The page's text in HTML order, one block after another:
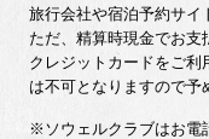
旅行会社や宿泊予約サイ
ただ、精算時現金でお支
クレジットカードをご利
は不可となりますので予
※ソウェルクラブはお電